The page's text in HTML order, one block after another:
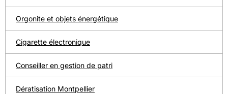
Orgonite et objets énergétique
Cigarette électronique
Conseiller en gestion de patri
Dératisation Montpellier